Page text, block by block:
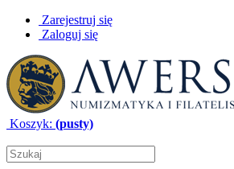
Zarejestruj się
Zaloguj się
Koszyk: (pusty)